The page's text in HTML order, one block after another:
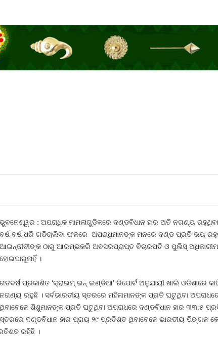
ଭୁବନେଶ୍ୱର : ଅପରାଧିକ ମାମଲାଗୁଡିକରେ ଦଣ୍ଡବିଧାନ ହାର ଅତି ନଗଣ୍ୟ ରହୁଥିବା
ବର୍ଷ ବର୍ଷ ଧରି ଗଡିଚାଲିବା ଫଳରେ ଅପରାଧିମାନଙ୍କ ମନରେ ଦଣ୍ଡ ପ୍ରତି ଭୟ
ଆଇନ୍‍ଜୀବୀଙ୍କ ଠାରୁ ଆରମ୍ଭକରି ଅବସରପ୍ରାପ୍ତ ବିଚାରପତି ଓ ପୁଲିସ୍‍
ହୋଇପାରୁନାହିଁ ।
ଗତବର୍ଷ ପ୍ରକାଶିତ ‘କ୍ରାଇମ୍‍ ଇନ୍‍ ଇଣ୍ଡିଆ’ ରିପୋର୍ଟ ଅନୁଯାୟୀ ଖାଲି ଓଡିଶାରେ
ନଗଣ୍ୟ ରହୁଛି । ସର୍ବଭାରତୀୟ ସ୍ତରରେ ମହିଳାମାନଙ୍କ ପ୍ରତି ଘଟୁଥିବା
ଥିବାବେଳେ ଶିଶୁମାନଙ୍କ ପ୍ରତି ଘଟୁଥିବା ଅପରାଧରେ ଦଣ୍ଡବିଧାନ ହାର ୩୩.୫
ସ୍ତରରେ ଦଣ୍ଡବିଧାନ ହାର ପ୍ରାୟ ୨୯ ପ୍ରତିଶତ ଥିବାବେଳେ ଭାରତୀୟ ପିଙ୍ଗଳ
ରହିଛି ।